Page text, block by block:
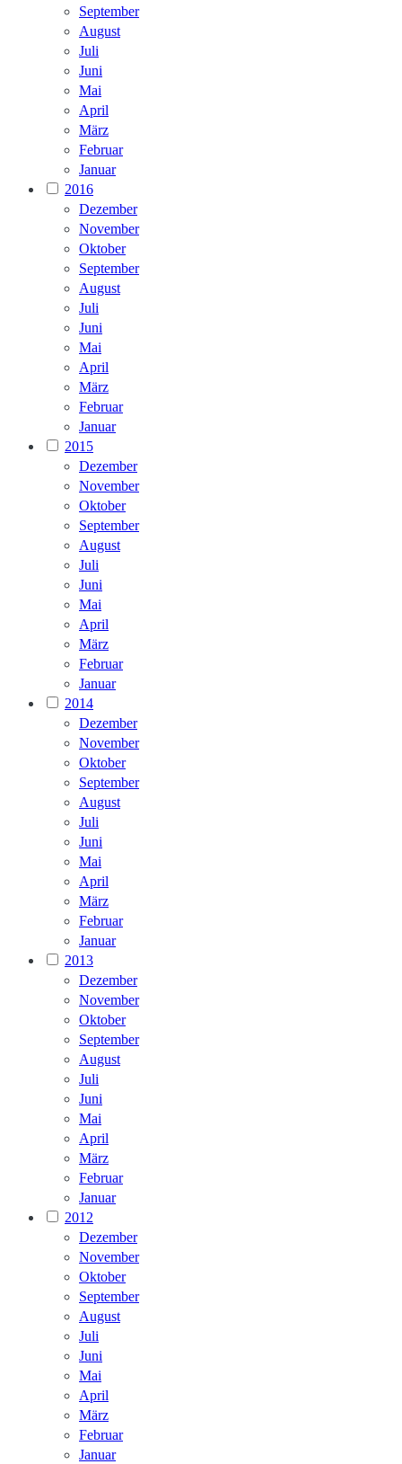
September
August
Juli
Juni
Mai
April
März
Februar
Januar
2016
Dezember
November
Oktober
September
August
Juli
Juni
Mai
April
März
Februar
Januar
2015
Dezember
November
Oktober
September
August
Juli
Juni
Mai
April
März
Februar
Januar
2014
Dezember
November
Oktober
September
August
Juli
Juni
Mai
April
März
Februar
Januar
2013
Dezember
November
Oktober
September
August
Juli
Juni
Mai
April
März
Februar
Januar
2012
Dezember
November
Oktober
September
August
Juli
Juni
Mai
April
März
Februar
Januar